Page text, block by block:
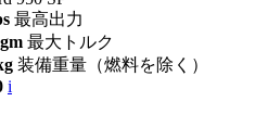
最高出力
最大トルク
装備重量（燃料を除く）
i